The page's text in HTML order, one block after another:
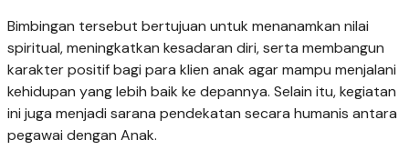
Bimbingan tersebut bertujuan untuk menanamkan nilai
spiritual, meningkatkan kesadaran diri, serta membangun
karakter positif bagi para klien anak agar mampu menjalani
kehidupan yang lebih baik ke depannya. Selain itu, kegiatan
ini juga menjadi sarana pendekatan secara humanis antara
pegawai dengan Anak.